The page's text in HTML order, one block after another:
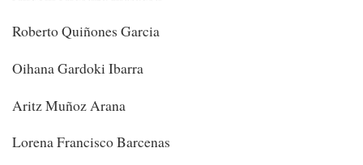
Roberto Quiñones Garcia
Oihana Gardoki Ibarra
Aritz Muñoz Arana
Lorena Francisco Barcenas